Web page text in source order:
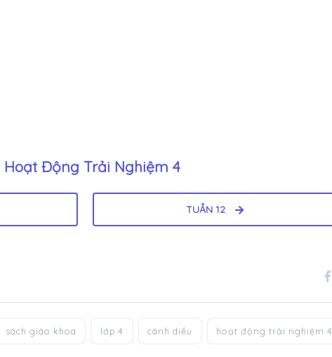
Hoạt Động Trải Nghiệm 4
TUẦN 12
sách giáo khoa lớp 4 cánh diều hoạt động trải nghiệm 4